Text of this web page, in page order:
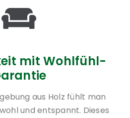
mit Wohlfühl-
aus Holz fühlt man
und entspannt. Dieses